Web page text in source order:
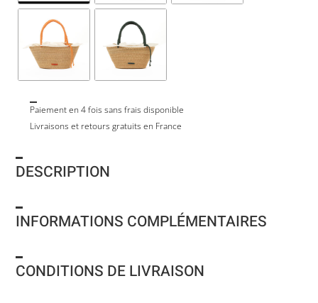
Paiement en 4 fois sans frais disponible
Livraisons et retours gratuits en France
DESCRIPTION
INFORMATIONS COMPLÉMENTAIRES
CONDITIONS DE LIVRAISON